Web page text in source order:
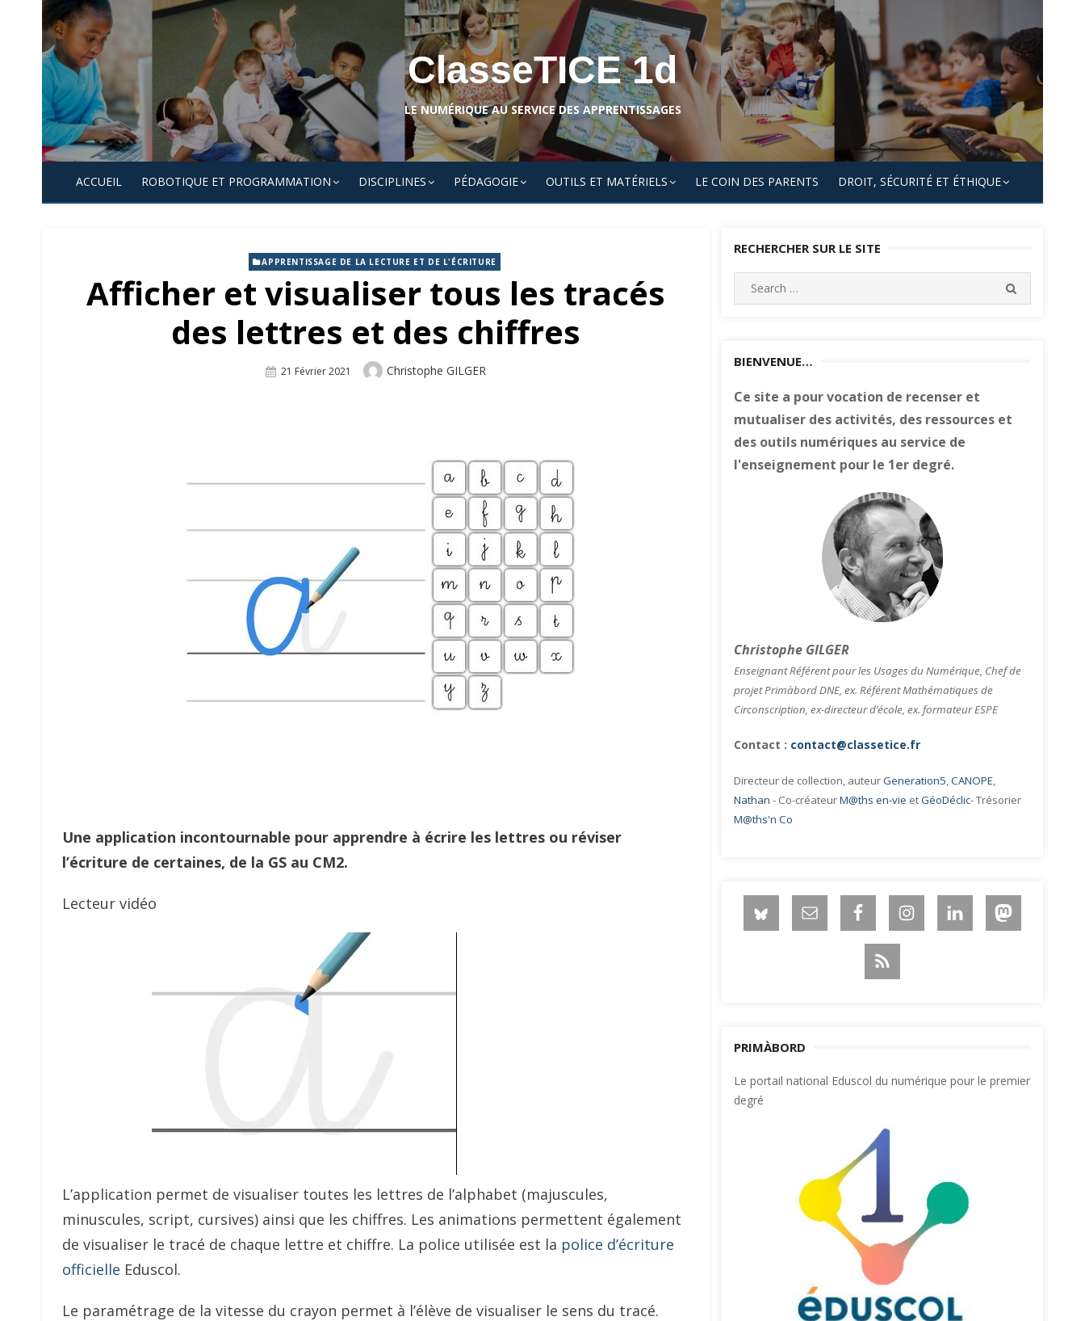
Skip
to
content
ClasseTICE 1d
LE NUMÉRIQUE AU SERVICE DES APPRENTISSAGES
ACCUEIL ROBOTIQUE ET PROGRAMMATION DISCIPLINES PÉDAGOGIE OUTILS ET MATÉRIELS LE COIN DES PARENTS DROIT, SÉCURITÉ ET ÉTHIQUE
APPRENTISSAGE DE LA LECTURE ET DE L'ÉCRITURE
Afficher et visualiser tous les tracés
des lettres et des chiffres
Posted
21 Février 2021 Author
Christophe GILGER
Une application incontournable pour apprendre à écrire les lettres ou réviser
l’écriture de certaines, de la GS au CM2.
Lecteur vidéo
L’application permet de visualiser toutes les lettres de l’alphabet (majuscules,
minuscules, script, cursives) ainsi que les chiffres. Les animations permettent également
de visualiser le tracé de chaque lettre et chiffre. La police utilisée est la police d’écriture
officielle Eduscol.
Le paramétrage de la vitesse du crayon permet à l’élève de visualiser le sens du tracé.
RECHERCHER SUR LE SITE
Search
for:
BIENVENUE…
Ce site a pour vocation de recenser et
mutualiser des activités, des ressources et
des outils numériques au service de
l'enseignement pour le 1er degré.
Christophe GILGER
Enseignant Référent pour les Usages du Numérique, Chef de
projet Primàbord DNE, ex. Référent Mathématiques de
Circonscription, ex-directeur d’école, ex. formateur ESPE
Contact : contact@classetice.fr
Directeur de collection, auteurGeneration5,CANOPE,
Nathan - Co-créateurM@ths en-vie etGéoDéclic- Trésorier
M@ths'n Co
PRIMÀBORD
Le portail national Eduscol du numérique pour le premier
degré